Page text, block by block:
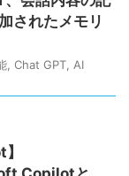
されたメモリ
Chat GPT AI